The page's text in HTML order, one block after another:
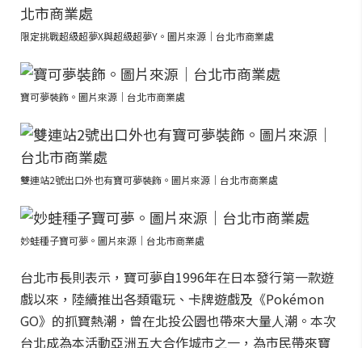
限定挑戰超級超夢X與超級超夢Y。圖片來源｜台北市商業處
寶可夢裝飾。圖片來源｜台北市商業處
雙連站2號出口外也有寶可夢裝飾。圖片來源｜台北市商業處
妙蛙種子寶可夢。圖片來源｜台北市商業處
台北市長則表示，寶可夢自1996年在日本發行第一款遊
戲以來，陸續推出各類電玩、卡牌遊戲及《Pokémon
GO》的抓寶熱潮，曾在北投公園也帶來大量人潮。本次
台北成為本活動亞洲五大合作城市之一，為市民帶來寶